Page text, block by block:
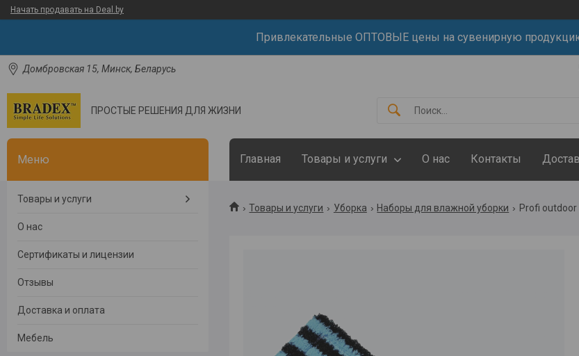
Начать продавать на Deal.by
Привлекательные ОПТОВЫЕ цены на сувенирную
Домбровская 15, Минск, Беларусь
ПРОСТЫЕ РЕШЕНИЯ ДЛЯ ЖИЗНИ
Главная Товары и услуги О нас Контакты
Товары и услуги Уборка Наборы для влажной уборки Profi
Товары и услуги
О нас
Сертификаты и лицензии
Отзывы
Доставка и оплата
Мебель